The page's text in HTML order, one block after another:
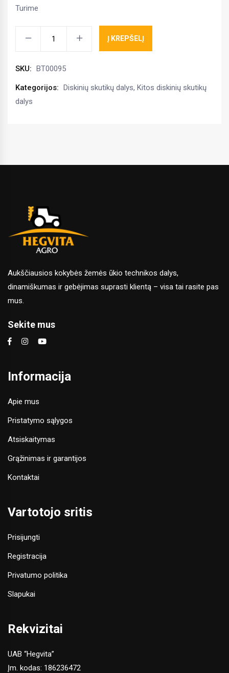
Turime
Fi20xL200
kiekis
Į KREPŠELĮ
SKU: BT00095
Kategorijos: Diskinių skutikų dalys, Kitos diskinių skutikų
dalys
Aukščiausios kokybės žemės ūkio technikos dalys,
dinamiškumas ir gebėjimas suprasti klientą – visa tai rasite pas
mus.
Sekite mus
Informacija
Apie mus
Pristatymo sąlygos
Atsiskaitymas
Grąžinimas ir garantijos
Kontaktai
Vartotojo sritis
Prisijungti
Registracija
Privatumo politika
Slapukai
Rekvizitai
UAB “Hegvita”
Įm. kodas: 186236472